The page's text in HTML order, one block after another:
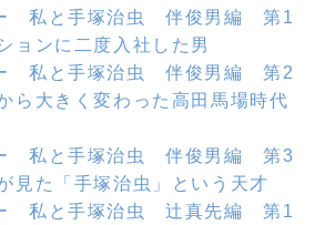
私と手塚治虫 伴俊男編 第1
ンに二度入社した男
私と手塚治虫 伴俊男編 第2
大きく変わった高田馬場時代
私と手塚治虫 伴俊男編 第3
た「手塚治虫」という天才
私と手塚治虫 辻真先編 第1